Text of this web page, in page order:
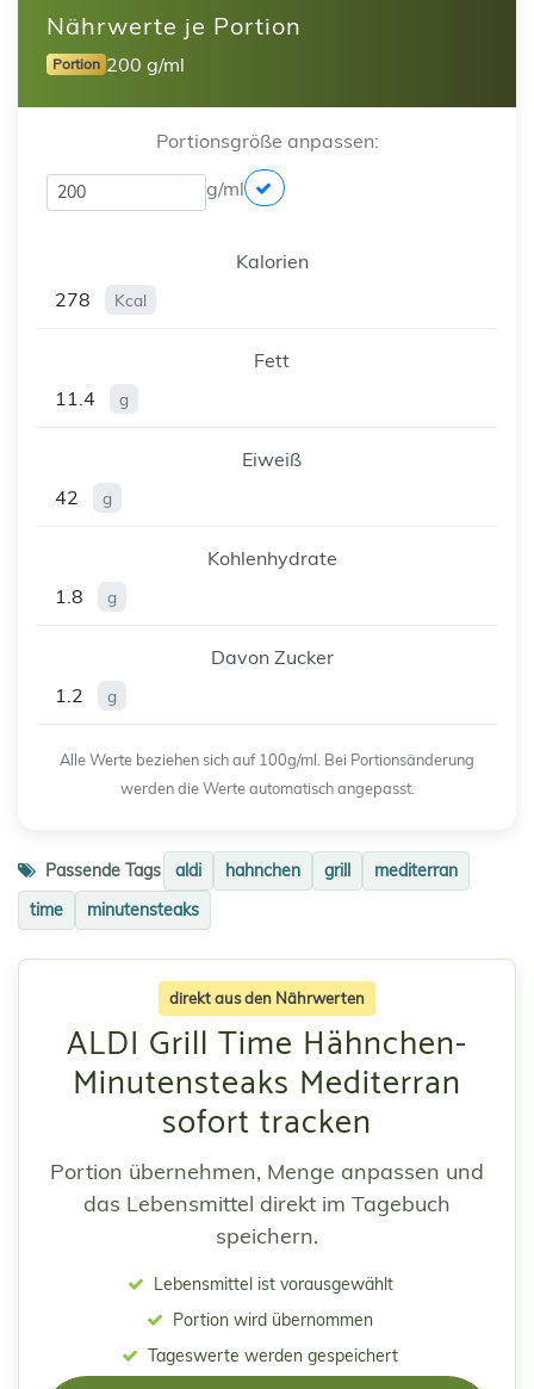
Nährwerte je Portion
Portion 200 g/ml
Portionsgröße anpassen:
g/ml
Kalorien
278
Kcal
Fett
11.4
g
Eiweiß
42
g
Kohlenhydrate
1.8
g
Davon Zucker
1.2
g
Alle Werte beziehen sich auf 100g/ml. Bei Portionsänderung
werden die Werte automatisch angepasst.
Passende Tags aldi hahnchen grill
mediterran
time
minutensteaks
direkt aus den Nährwerten
ALDI Grill Time Hähnchen-
Minutensteaks Mediterran
sofort tracken
Portion übernehmen, Menge anpassen und
das Lebensmittel direkt im Tagebuch
speichern.
Lebensmittel ist vorausgewählt
Portion wird übernommen
Tageswerte werden gespeichert